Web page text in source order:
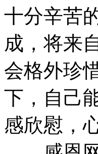
十分辛苦
成，将来
会格外珍
下，自己
感欣慰，